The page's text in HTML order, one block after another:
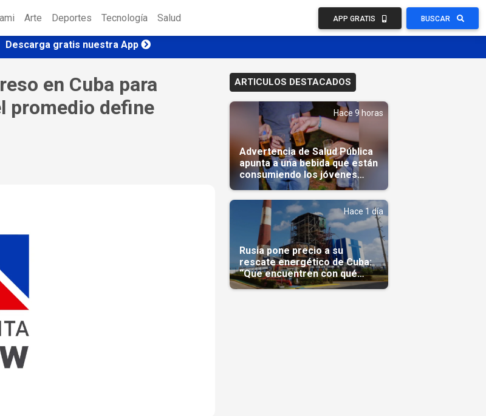
Arte Deportes Tecnología Salud APP GRATIS BUSCAR
Descarga gratis nuestra App
en Cuba para
promedio define
ARTICULOS DESTACADOS
Hace 9 horas
Advertencia de Salud Pública
apunta a una bebida que están
consumiendo los jóvenes
cubanos
Hace 1 día
Rusia pone precio a su
rescate energético de Cuba:
“Que encuentren con qué
pagarnos”